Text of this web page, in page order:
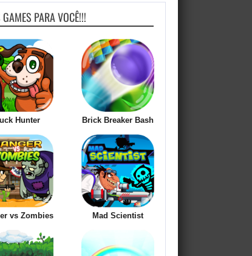
PARA VOCÊ!!!
Hunter Brick Breaker Bash
vs Zombies Mad Scientist